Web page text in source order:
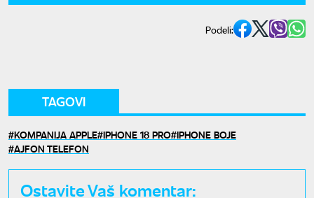
Podeli:
TAGOVI
KOMPANIJA APPLE IPHONE 18 PRO IPHONE BOJE
AJFON TELEFON
Ostavite Vaš komentar: